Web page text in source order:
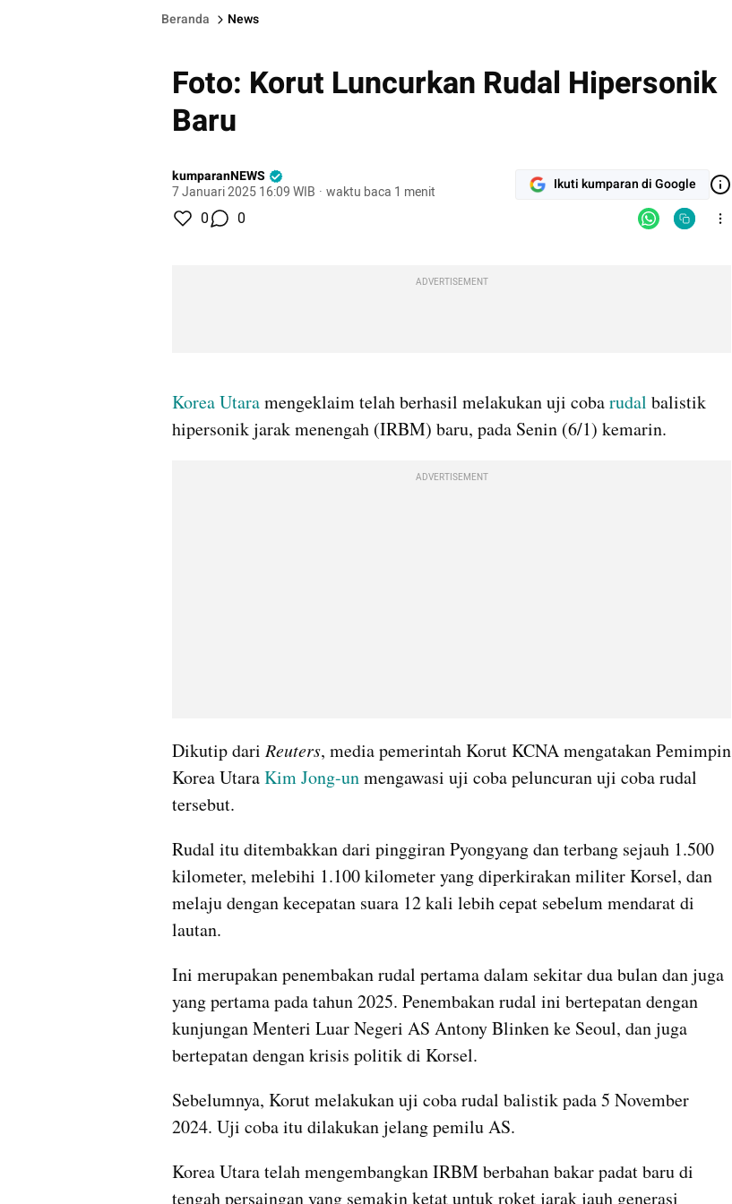
Beranda News
Foto: Korut Luncurkan Rudal Hipersonik
Baru
kumparanNEWS
7 Januari 2025 16:09 WIB · waktu baca 1 menit Ikuti kumparan di Google
0 0
ADVERTISEMENT
Korea Utara mengeklaim telah berhasil melakukan uji coba rudal balistik
hipersonik jarak menengah (IRBM) baru, pada Senin (6/1) kemarin.
ADVERTISEMENT
Dikutip dari Reuters, media pemerintah Korut KCNA mengatakan Pemimpin
Korea Utara Kim Jong-un mengawasi uji coba peluncuran uji coba rudal
tersebut.
Rudal itu ditembakkan dari pinggiran Pyongyang dan terbang sejauh 1.500
kilometer, melebihi 1.100 kilometer yang diperkirakan militer Korsel, dan
melaju dengan kecepatan suara 12 kali lebih cepat sebelum mendarat di
lautan.
Ini merupakan penembakan rudal pertama dalam sekitar dua bulan dan juga
yang pertama pada tahun 2025. Penembakan rudal ini bertepatan dengan
kunjungan Menteri Luar Negeri AS Antony Blinken ke Seoul, dan juga
bertepatan dengan krisis politik di Korsel.
Sebelumnya, Korut melakukan uji coba rudal balistik pada 5 November
2024. Uji coba itu dilakukan jelang pemilu AS.
Korea Utara telah mengembangkan IRBM berbahan bakar padat baru di
tengah persaingan yang semakin ketat untuk roket jarak jauh generasi